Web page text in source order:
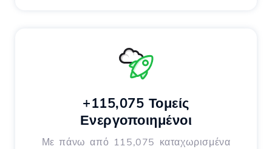
+115,075 Τομείς
Ενεργοποιημένοι
Με πάνω από 115,075 καταχωρισμένα